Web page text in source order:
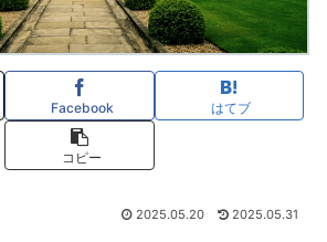
Facebook はてブ
コピー
2025.05.20 2025.05.31